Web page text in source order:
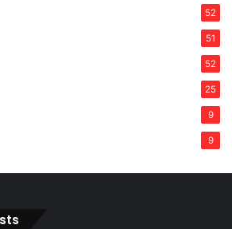
52
51
52
25
9
9